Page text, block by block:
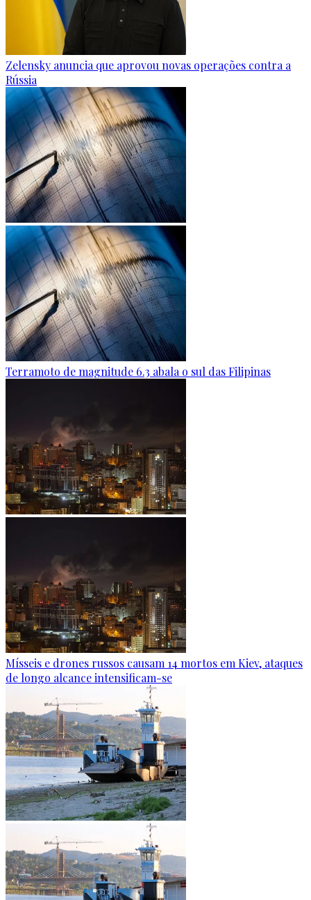
Zelensky anuncia que aprovou novas operações contra a
Rússia
Terramoto de magnitude 6.3 abala o sul das Filipinas
Mísseis e drones russos causam 14 mortos em Kiev, ataques
de longo alcance intensificam-se